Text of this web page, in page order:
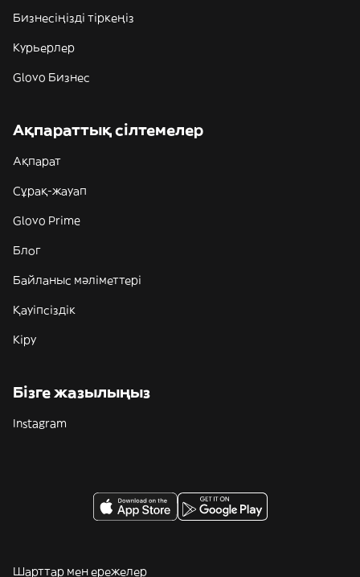
Бизнесіңізді тіркеңіз
Курьерлер
Glovo Бизнес
Ақпараттық сілтемелер
Ақпарат
Сұрақ-жауап
Glovo Prime
Блог
Байланыс мәліметтері
Қауіпсіздік
Кіру
Бізге жазылыңыз
Instagram
Шарттар мен ережелер